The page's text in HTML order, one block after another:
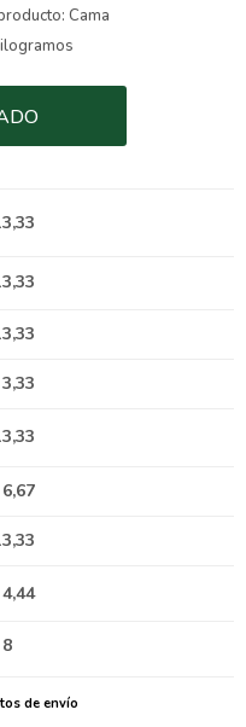
Cama
de envío